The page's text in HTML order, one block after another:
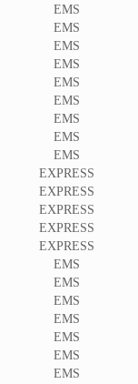
EMS
EMS
EMS
EMS
EMS
EMS
EMS
EMS
EMS
EXPRESS
EXPRESS
EXPRESS
EXPRESS
EXPRESS
EMS
EMS
EMS
EMS
EMS
EMS
EMS